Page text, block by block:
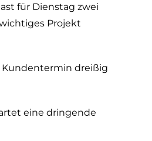
für Dienstag zwei
Projekt
Kundentermin dreißig
eine dringende